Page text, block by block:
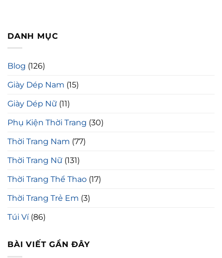
DANH MỤC
Blog (126)
Giày Dép Nam (15)
Giày Dép Nữ (11)
Phụ Kiện Thời Trang (30)
Thời Trang Nam (77)
Thời Trang Nữ (131)
Thời Trang Thể Thao (17)
Thời Trang Trẻ Em (3)
Túi Ví(86)
BÀI VIẾT GẦN ĐÂY